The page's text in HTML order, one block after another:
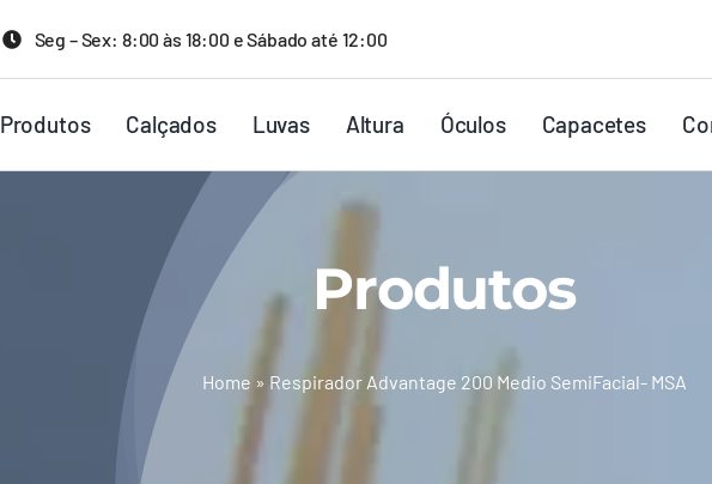
Seg – Sex: 8:00 às 18:00 e Sábado até 12:00
Produtos Calçados Luvas Altura Óculos Capacetes
Produtos
Home » Respirador Advantage 200 Medio SemiFacial- MSA